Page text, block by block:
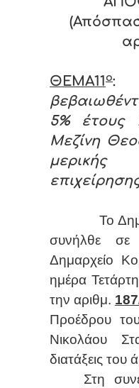
ΘΕΜΑ11 ο
5% έτους
Μεζίνη
μερικής
Το
συνήλθε σε
Δημαρχείο
ημέρα
την αριθμ.
Προέδρου
Νικολάου
διατάξεις
Στη